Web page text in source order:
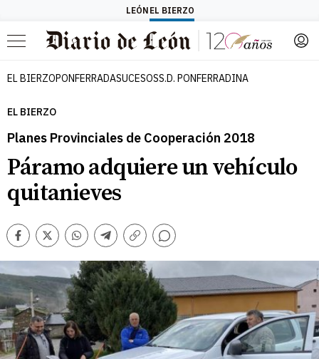
LEÓN EL BIERZO
Menú
EL BIERZOPONFERRADASUCESOSS.D. PONFERRADINA
EL BIERZO
Planes Provinciales de Cooperación 2018
Páramo adquiere un vehículo
quitanieves
Facebook
TwitterWhatsappTelegram
Copiar
Comentarios